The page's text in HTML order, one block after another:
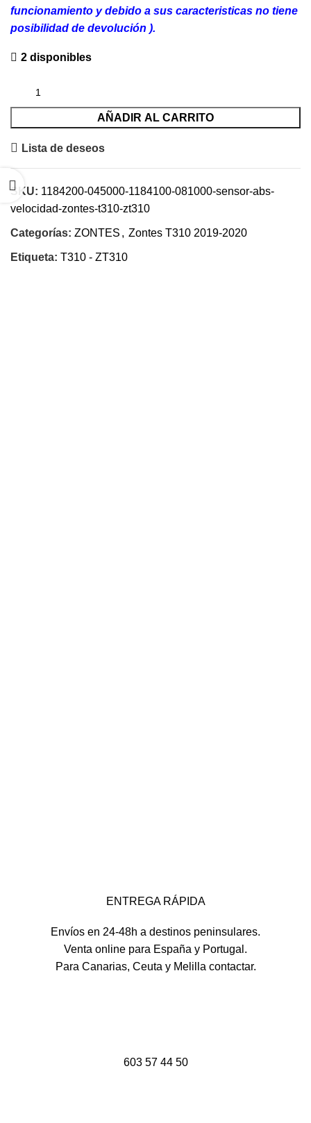
funcionamiento y debido a sus caracteristicas no tiene
posibilidad de devolución ).
2 disponibles
AÑADIR AL CARRITO
Lista de deseos
SKU: 1184200-045000-1184100-081000-sensor-abs-
velocidad-zontes-t310-zt310
Categorías: ZONTES , Zontes T310 2019-2020
Etiqueta: T310 - ZT310
ENTREGA RÁPIDA
Envíos en 24-48h a destinos peninsulares.
Venta online para España y Portugal.
Para Canarias, Ceuta y Melilla contactar.
603 57 44 50